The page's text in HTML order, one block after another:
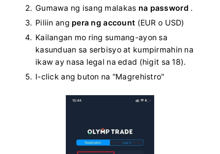
Gumawa ng isang malakas na password .
Piliin ang pera ng account (EUR o USD)
Kailangan mo ring sumang-ayon sa
kasunduan sa serbisyo at kumpirmahin na
ikaw ay nasa legal na edad (higit sa 18).
I-click ang buton na "Magrehistro"